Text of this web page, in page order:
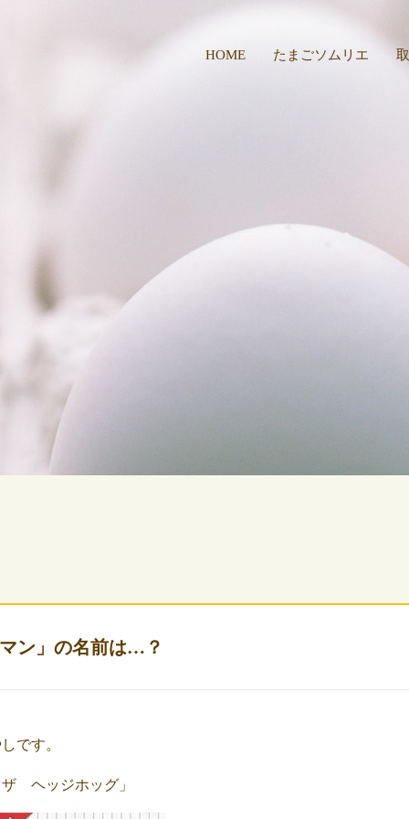
HOME たまごソムリエ
ン」の名前は…？
です。
ヘッジホッグ」